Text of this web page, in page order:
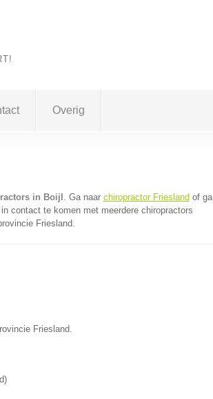
Overig
in Boijl . Ga naar chiropractor Friesland of ga
contact te komen met meerdere chiropractors
Friesland.
Friesland.
)